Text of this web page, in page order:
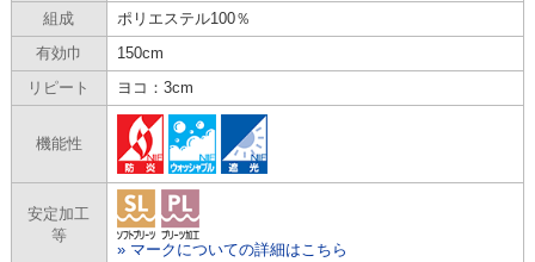
組成
ポリエステル100％
有効巾
150cm
リピート
ヨコ：3cm
機能性
安定加工
等
» マークについての詳細はこちら